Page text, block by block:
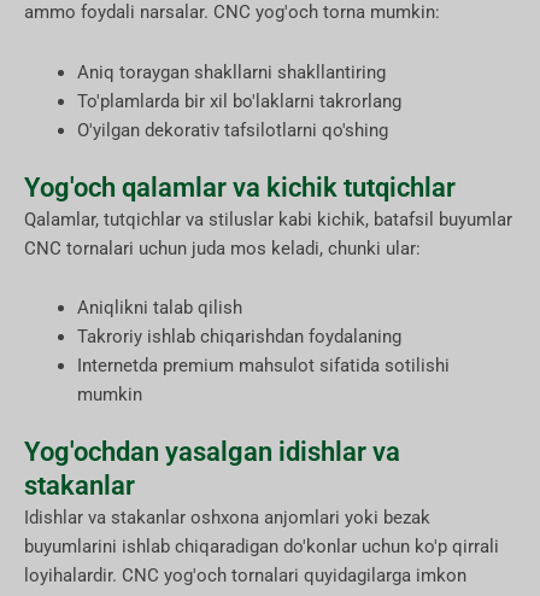
ammo foydali narsalar. CNC yog'och torna mumkin:
Aniq toraygan shakllarni shakllantiring
To'plamlarda bir xil bo'laklarni takrorlang
O'yilgan dekorativ tafsilotlarni qo'shing
Yog'och qalamlar va kichik tutqichlar
Qalamlar, tutqichlar va stiluslar kabi kichik, batafsil buyumlar
CNC tornalari uchun juda mos keladi, chunki ular:
Aniqlikni talab qilish
Takroriy ishlab chiqarishdan foydalaning
Internetda premium mahsulot sifatida sotilishi
mumkin
Yog'ochdan yasalgan idishlar va
stakanlar
Idishlar va stakanlar oshxona anjomlari yoki bezak
buyumlarini ishlab chiqaradigan do'konlar uchun ko'p qirrali
loyihalardir. CNC yog'och tornalari quyidagilarga imkon